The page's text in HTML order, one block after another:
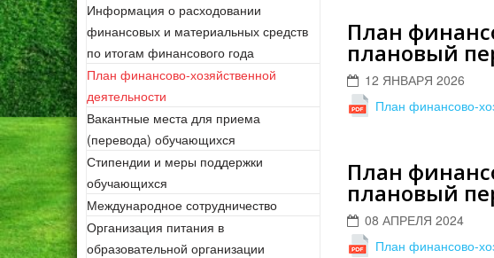
Информация о расходовании
финансовых и материальных средств
по итогам финансового года
План финансово-хозяйственной
деятельности
Вакантные места для приема
(перевода) обучающихся
Стипендии и меры поддержки
обучающихся
Международное сотрудничество
Организация питания в
образовательной организации
План
плановый
12 ЯНВАРЯ 2026
План финансово-
План
плановый
08 АПРЕЛЯ 2024
План финансово-